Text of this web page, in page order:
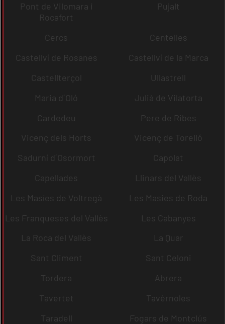
Pont de Vilomara i
Rocafort
Pujalt
Cercs
Centelles
Castellví de Rosanes
Castellví de la Marca
Castellterçol
Ullastrell
Maria d´Oló
Julià de Vilatorta
Cardedeu
Pere de Ribes
Vicenç dels Horts
Vicenç de Torelló
Sadurní d´Osormort
Capolat
Capellades
Llinars del Vallès
Les Masíes de Voltregà
Les Masies de Roda
Les Franqueses del Vallès
Les Cabanyes
La Roca del Vallès
La Quar
Sant Climent
Sant Celoni
Tordera
Abrera
Tavertet
Tavèrnoles
Taradell
Fogars de Montclús